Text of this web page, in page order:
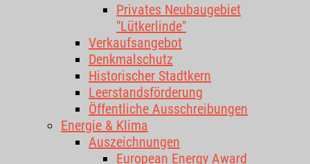
Privates Neubaugebiet
"Lütkerlinde"
Verkaufsangebot
Denkmalschutz
Historischer Stadtkern
Leerstandsförderung
Öffentliche Ausschreibungen
Energie & Klima
Auszeichnungen
European Energy Award